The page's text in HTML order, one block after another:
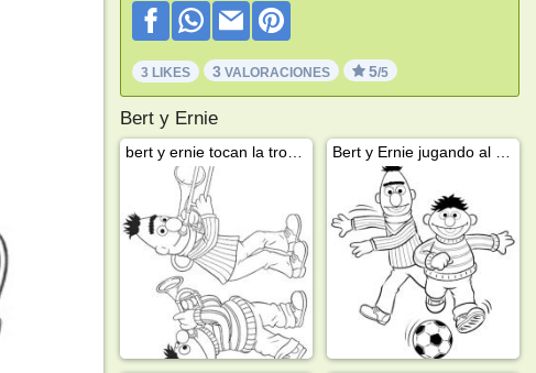
3 LIKES 3 VALORACIONES 5/5
Bert y Ernie
bert y ernie tocan la trompeta